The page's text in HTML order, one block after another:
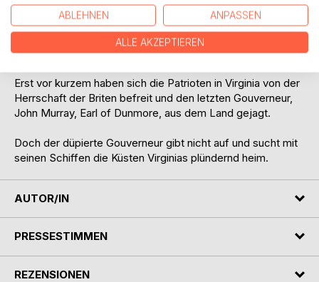
Ben und Molly Jenkins sind in Virginia gestrandet. Ohne
Freunde und Fürsprecher müssen sie sich in einer
Gesellschaft zurechtfinden, die den Einwanderern aus
Irland nicht über den Weg traut.
Erst vor kurzem haben sich die Patrioten in Virginia von der
Herrschaft der Briten befreit und den letzten Gouverneur,
John Murray, Earl of Dunmore, aus dem Land gejagt.
Doch der düpierte Gouverneur gibt nicht auf und sucht mit
seinen Schiffen die Küsten Virginias plündernd heim.
AUTOR/IN
PRESSESTIMMEN
REZENSIONEN
ABLEHNEN ANPASSEN
ALLE AKZEPTIEREN